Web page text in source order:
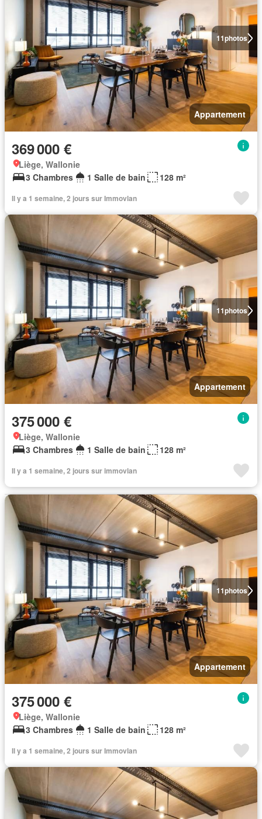
11photos
Appartement
369 000 €
Liège, Wallonie
3 Chambres
1 Salle de bain 128 m²
Il y a 1 semaine, 2 jours sur Immovlan
11photos
Appartement
375 000 €
Liège, Wallonie
3 Chambres
1 Salle de bain 128 m²
Il y a 1 semaine, 2 jours sur immovlan
11photos
Appartement
375 000 €
Liège, Wallonie
3 Chambres
1 Salle de bain 128 m²
Il y a 1 semaine, 2 jours sur Immovlan